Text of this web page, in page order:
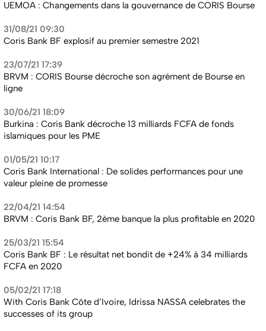
UEMOA : Changements dans la gouvernance de CORIS Bourse
31/08/21 09:30
Coris Bank BF explosif au premier semestre 2021
23/07/21 17:39
BRVM : CORIS Bourse décroche son agrément de Bourse en
ligne
30/06/21 18:09
Burkina : Coris Bank décroche 13 milliards FCFA de fonds
islamiques pour les PME
01/05/21 10:17
Coris Bank International : De solides performances pour une
valeur pleine de promesse
22/04/21 14:54
BRVM : Coris Bank BF, 2ème banque la plus profitable en 2020
25/03/21 15:54
Coris Bank BF : Le résultat net bondit de +24% à 34 milliards
FCFA en 2020
05/02/21 17:18
With Coris Bank Côte d’Ivoire, Idrissa NASSA celebrates the
successes of its group